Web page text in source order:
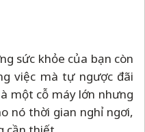
sức khỏe của bạn còn
việc mà tự ngược đãi
một cỗ máy lớn nhưng
nó thời gian nghỉ ngơi,